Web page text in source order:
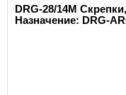
DRG-28/14M
Назначение: DRG-